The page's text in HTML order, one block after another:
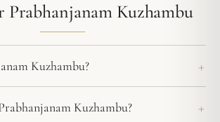
Prabhanjanam Kuzhambu
Kuzhambu?
Kuzhambu?